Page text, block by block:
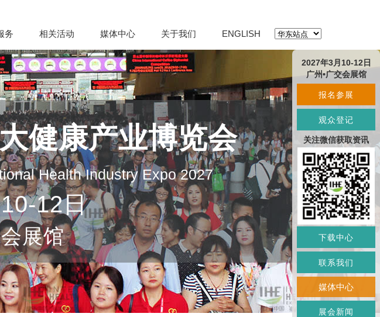
务 相关活动 媒体中心 关于我们 ENGLISH
健康产业博览会
Health Industry Expo 2027
12日
展馆
2027年3月10-12日
广州•广交会展馆
报名参展
观众登记
关注微信获取资讯
下载中心
联系我们
媒体中心
展会新闻